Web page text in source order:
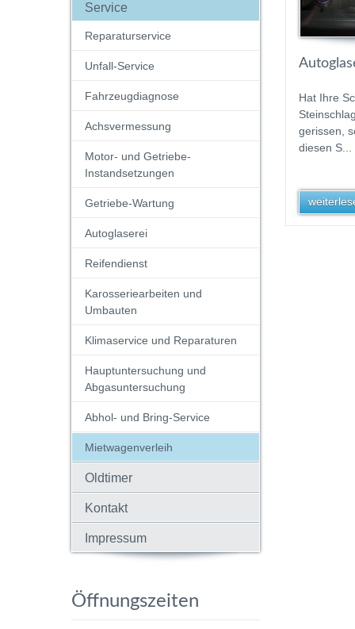
Service
Reparaturservice
Unfall-Service
Fahrzeugdiagnose
Achsvermessung
Motor- und Getriebe-
Instandsetzungen
Getriebe-Wartung
Autoglaserei
Reifendienst
Karosseriearbeiten und
Umbauten
Klimaservice und Reparaturen
Hauptuntersuchung und
Abgasuntersuchung
Abhol- und Bring-Service
Mietwagenverleih
Oldtimer
Kontakt
Impressum
Öffnungszeiten
Hat Ihre
gerissen,
diesen S...